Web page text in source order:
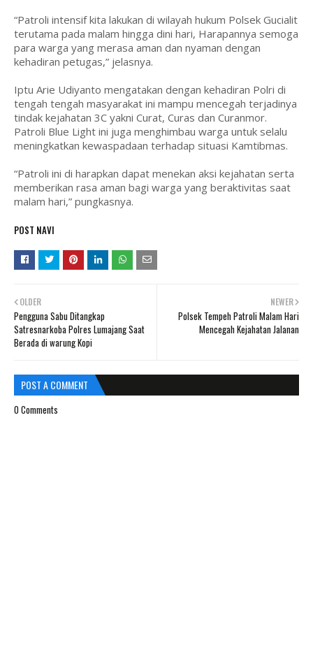
“Patroli intensif kita lakukan di wilayah hukum Polsek Gucialit
terutama pada malam hingga dini hari, Harapannya semoga
para warga yang merasa aman dan nyaman dengan
kehadiran petugas,” jelasnya.
Iptu Arie Udiyanto mengatakan dengan kehadiran Polri di
tengah tengah masyarakat ini mampu mencegah terjadinya
tindak kejahatan 3C yakni Curat, Curas dan Curanmor.
Patroli Blue Light ini juga menghimbau warga untuk selalu
meningkatkan kewaspadaan terhadap situasi Kamtibmas.
“Patroli ini di harapkan dapat menekan aksi kejahatan serta
memberikan rasa aman bagi warga yang beraktivitas saat
malam hari,” pungkasnya.
POST NAVI
NEWER
Polsek Tempeh Patroli Malam Hari
Mencegah Kejahatan Jalanan
OLDER
Pengguna Sabu Ditangkap
Satresnarkoba Polres Lumajang Saat
Berada di warung Kopi
POST A COMMENT
0 Comments